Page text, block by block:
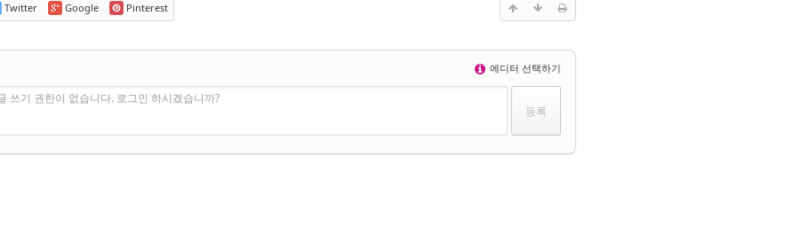
Twitter Google Pinterest
에디터 선택하기
쓰기 권한이 없습니다. 로그인 하시겠습니까?